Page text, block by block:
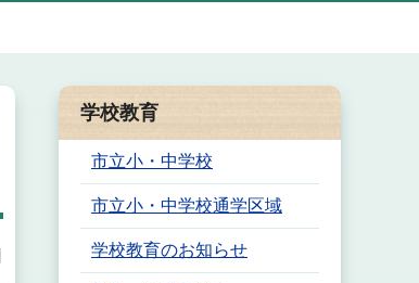
学校教育
市立小・中学校
市立小・中学校通学区域
学校教育のお知らせ